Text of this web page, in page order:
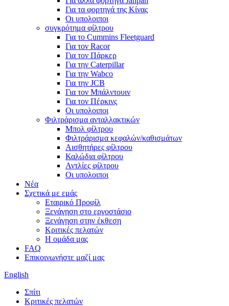
Για τα φορτηγά της Κίνας
Οι υπολοιποι
συγκρότημα φίλτρου
Για το Cummins Fleetguard
Για τον Racor
Για τον Πάρκερ
Για την Caterpillar
Για την Wabco
Για την JCB
Για τον Μπάλντουιν
Για τον Πέρκινς
Οι υπολοιποι
Φιλτράρισμα ανταλλακτικών
Μπολ φίλτρου
Φιλτράρισμα κεφαλών/καθισμάτων
Αισθητήρες φίλτρου
Καλώδια φίλτρου
Αντλίες φίλτρου
Οι υπολοιποι
Νέα
Σχετικά με εμάς
Εταιρικό Προφίλ
Ξενάγηση στο εργοστάσιο
Ξενάγηση στην έκθεση
Κριτικές πελατών
Η ομάδα μας
FAQ
Επικοινωνήστε μαζί μας
English
Σπίτι
Κριτικές πελατών